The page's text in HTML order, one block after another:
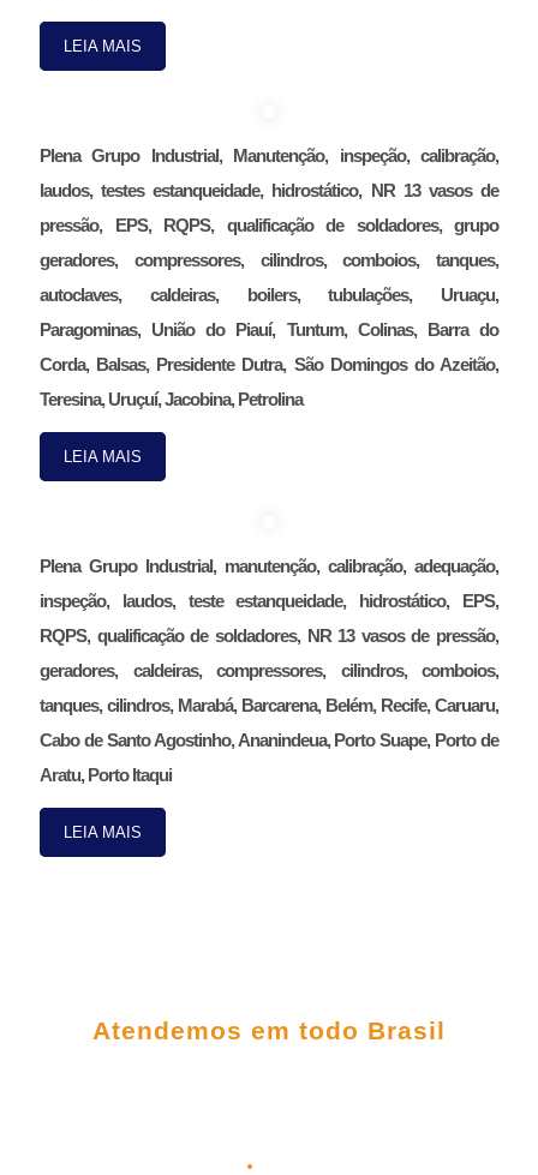
LEIA MAIS
Plena Grupo Industrial, Manutenção, inspeção, calibração,
laudos, testes estanqueidade, hidrostático, NR 13 vasos de
pressão, EPS, RQPS, qualificação de soldadores, grupo
geradores, compressores, cilindros, comboios, tanques,
autoclaves, caldeiras, boilers, tubulações, Uruaçu,
Paragominas, União do Piauí, Tuntum, Colinas, Barra do
Corda, Balsas, Presidente Dutra, São Domingos do Azeitão,
Teresina, Uruçuí, Jacobina, Petrolina
LEIA MAIS
Plena Grupo Industrial, manutenção, calibração, adequação,
inspeção, laudos, teste estanqueidade, hidrostático, EPS,
RQPS, qualificação de soldadores, NR 13 vasos de pressão,
geradores, caldeiras, compressores, cilindros, comboios,
tanques, cilindros, Marabá, Barcarena, Belém, Recife, Caruaru,
Cabo de Santo Agostinho, Ananindeua, Porto Suape, Porto de
Aratu, Porto Itaqui
LEIA MAIS
Atendemos em todo Brasil
(98) 98145-9031